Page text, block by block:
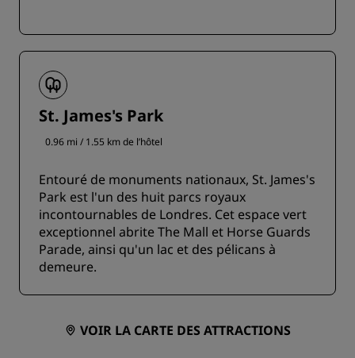
St. James's Park
0.96 mi / 1.55 km de l’hôtel
Entouré de monuments nationaux, St. James's
Park est l'un des huit parcs royaux
incontournables de Londres. Cet espace vert
exceptionnel abrite The Mall et Horse Guards
Parade, ainsi qu'un lac et des pélicans à
demeure.
VOIR LA CARTE DES ATTRACTIONS